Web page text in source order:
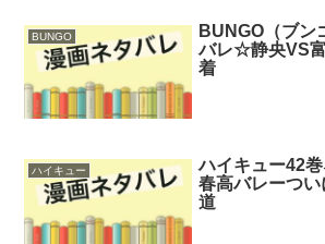
BUNGO
BUNGO（ブ
バレ☆静央VS
着
ハイキュー
ハイキュー42
春高バレーつ
道